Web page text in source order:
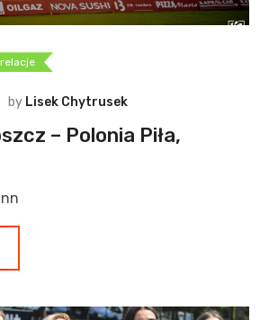
by Lisek Chytrusek
– Polonia Piła,